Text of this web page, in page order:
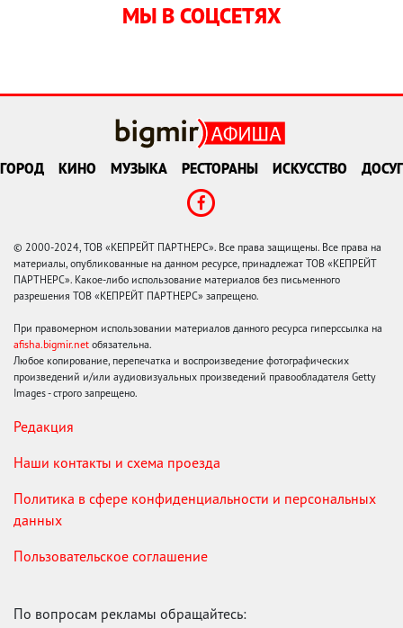
МЫ В СОЦСЕТЯХ
ГОРОД КИНО МУЗЫКА РЕСТОРАНЫ ИСКУССТВО ДОСУГ
© 2000-2024, ТОВ «КЕПРЕЙТ ПАРТНЕРС». Все права защищены. Все права на
материалы, опубликованные на данном ресурсе, принадлежат ТОВ «КЕПРЕЙТ
ПАРТНЕРС». Какое-либо использование материалов без письменного
разрешения ТОВ «КЕПРЕЙТ ПАРТНЕРС» запрещено.
При правомерном использовании материалов данного ресурса гиперссылка на
afisha.bigmir.net обязательна.
Любое копирование, перепечатка и воспроизведение фотографических
произведений и/или аудиовизуальных произведений правообладателя Getty
Images - строго запрещено.
Редакция
Наши контакты и схема проезда
Политика в сфере конфиденциальности и персональных
данных
Пользовательское соглашение
По вопросам рекламы обращайтесь: